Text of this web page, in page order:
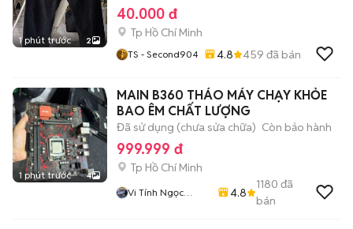
1 phút trước 2
40.000 đ
Tp Hồ Chí Minh
TS - Second904 4.8 459 đã bán
1 phút trước 4
MAIN B360 THÁO MÁY CHẠY KHỎE
BAO ÊM CHẤT LƯỢNG
Đã sử dụng (chưa sửa chữa) Còn bảo hành
999.999 đ
Tp Hồ Chí Minh
Vi Tính Ngọc
4.8
1180 đã
bán